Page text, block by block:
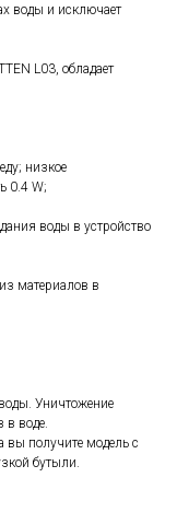
воды и исключает
L03, обладает
низкое
0.4 W;
воды в устройство
материалов в
Уничтожение
в воде.
вы получите модель с
бутыли.